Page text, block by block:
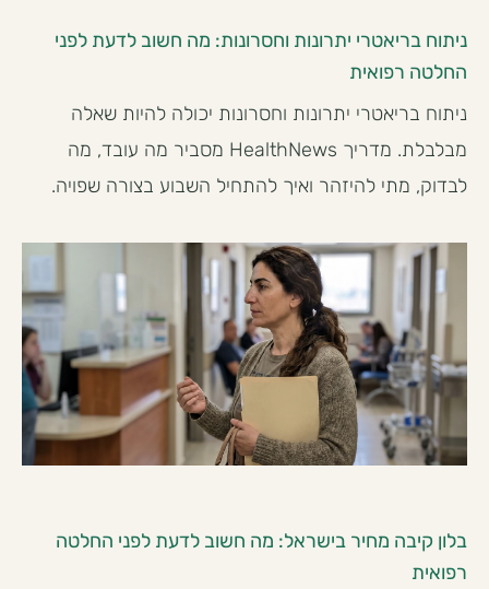
ניתוח בריאטרי יתרונות וחסרונות: מה חשוב לדעת לפני
החלטה רפואית
ניתוח בריאטרי יתרונות וחסרונות יכולה להיות שאלה
מבלבלת. מדריך HealthNews מסביר מה עובד, מה
לבדוק, מתי להיזהר ואיך להתחיל השבוע בצורה שפויה.
בלון קיבה מחיר בישראל: מה חשוב לדעת לפני החלטה
רפואית